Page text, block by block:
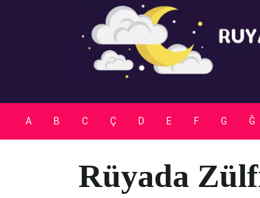
A B C Ç D E F G Ğ
Rüyada